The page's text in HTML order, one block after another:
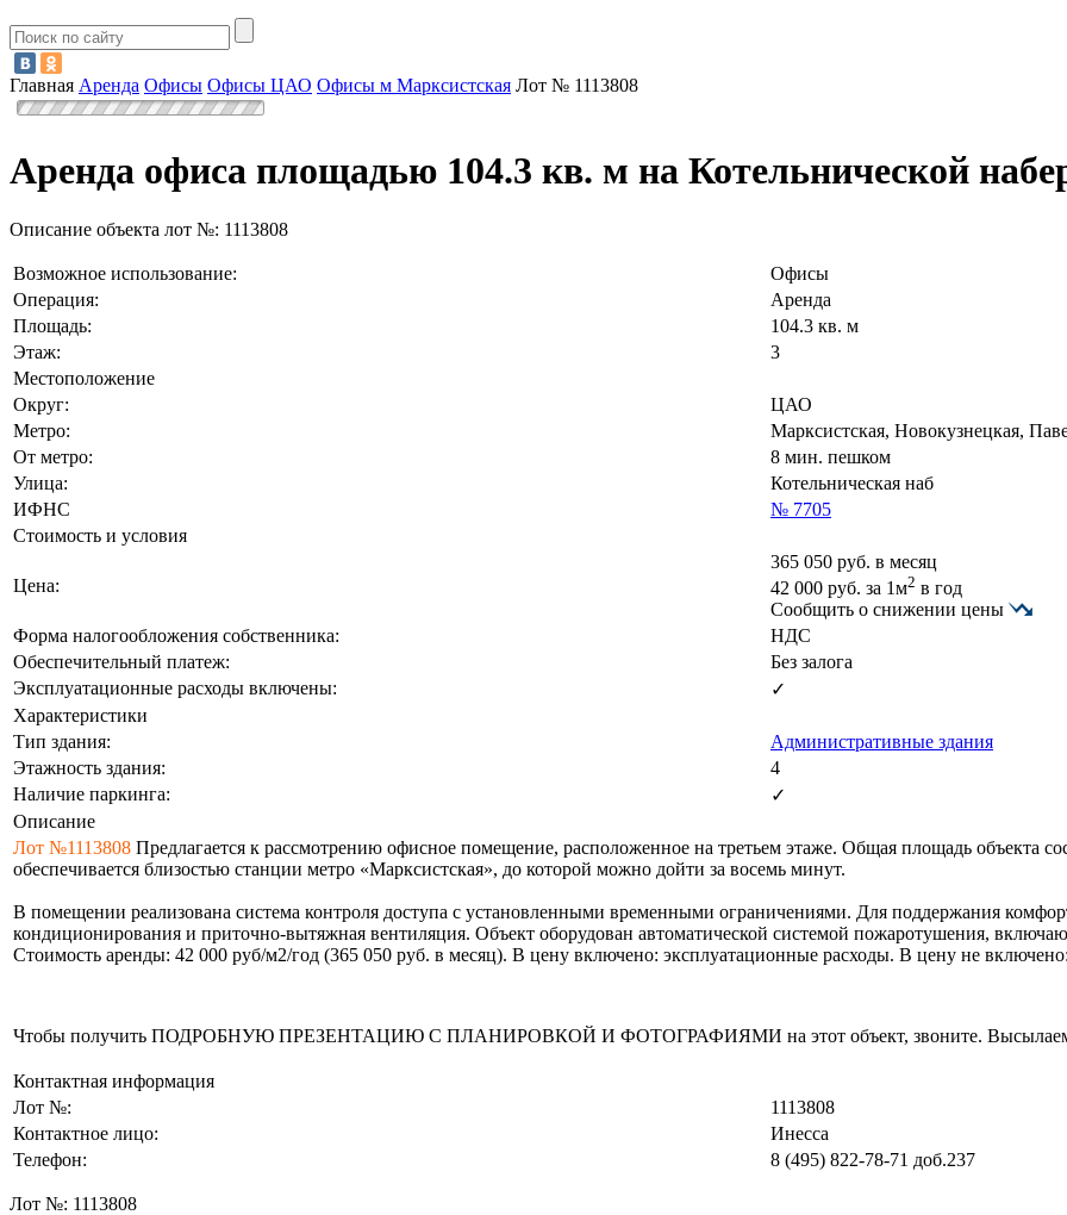
Главная Аренда Офисы Офисы ЦАО Офисы м Марксистская Лот № 1113808
Аренда офиса площадью 104.3 кв. м на Котельнической
Описание объекта лот №: 1113808
Возможное использование:
Офисы
Операция:
Аренда
Площадь:
104.3 кв. м
Этаж:
3
Местоположение
Округ:
ЦАО
Метро:
Марксистская, Новокузнецкая,
От метро:
8 мин. пешком
Улица:
Котельническая наб
ИФНС
№ 7705
Стоимость и условия
Цена:
365 050 руб. в месяц
42 000 руб. за 1м2 в год
Сообщить о снижении цены
Форма налогообложения собственника:
НДС
Обеспечительный платеж:
Без залога
Эксплуатационные расходы включены:
✓
Характеристики
Тип здания:
Административные здания
Этажность здания:
4
Наличие паркинга:
✓
Описание
Лот №1113808 Предлагается к рассмотрению офисное помещение, расположенное на третьем этаже. Общая площадь объекта
обеспечивается близостью станции метро «Марксистская», до которой можно дойти за восемь минут.
В помещении реализована система контроля доступа с установленными временными ограничениями. Для поддержания
кондиционирования и приточно-вытяжная вентиляция. Объект оборудован автоматической системой пожаротушения,
Стоимость аренды: 42 000 руб/м2/год (365 050 руб. в месяц). В цену включено: эксплуатационные расходы. В цену не включено:
Чтобы получить ПОДРОБНУЮ ПРЕЗЕНТАЦИЮ С ПЛАНИРОВКОЙ И ФОТОГРАФИЯМИ на этот объект, звоните. Высылаем в
Контактная информация
Лот №:
1113808
Контактное лицо:
Инесса
Телефон:
8 (495) 822-78-71 доб.237
Лот №: 1113808